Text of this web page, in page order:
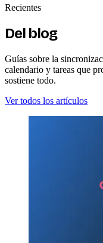
Recientes
Del blog
Guías sobre la
calendario y tareas que
sostiene todo.
Ver todos los artículos